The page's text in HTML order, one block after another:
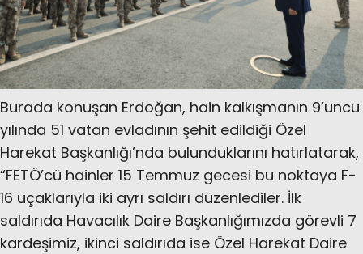
Burada konuşan Erdoğan, hain kalkışmanın 9’uncu
yılında 51 vatan evladının şehit edildiği Özel
Harekat Başkanlığı’nda bulunduklarını hatırlatarak,
“FETÖ’cü hainler 15 Temmuz gecesi bu noktaya F-
16 uçaklarıyla iki ayrı saldırı düzenlediler. İlk
saldırıda Havacılık Daire Başkanlığımızda görevli 7
kardeşimiz, ikinci saldırıda ise Özel Harekat Daire